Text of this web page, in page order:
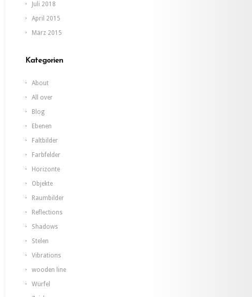
Juli 2018
April 2015
März 2015
Kategorien
About
All over
Blog
Ebenen
Faltbilder
Farbfelder
Horizonte
Objekte
Raumbilder
Reflections
Shadows
Stelen
Vibrations
wooden line
Würfel